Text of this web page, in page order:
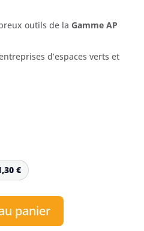
outils de la Gamme AP
d’espaces verts et
€
panier